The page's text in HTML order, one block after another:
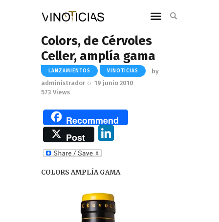
Colors, de Cérvoles
Celler, amplía gama
LANZAMIENTOS VINOTICIAS
by
administrador
19 junio 2010
573 Views
Recommend
Post
k
e
dI
n
COLORS AMPLÍA GAMA